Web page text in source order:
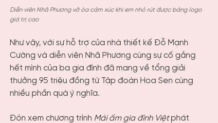
Diễn viên Nhã Phương vỡ òa cảm xúc khi em nhỏ rút được bảng logo
giá trị cao
Như vậy, với sự hỗ trợ của nhà thiết kế Đỗ Mạnh
Cường và diễn viên Nhã Phương cùng sự cố gắng
hết mình của ba gia đình đã mang về tổng giải
thưởng 95 triệu đồng từ Tập đoàn Hoa Sen cùng
nhiều phần quà ý nghĩa.
Đón xem chương trình Mái ấm gia đình Việtphát